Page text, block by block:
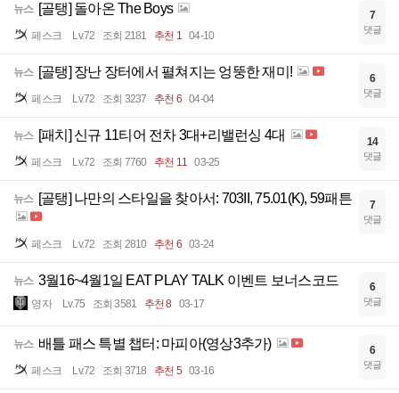
뉴스 [골탱] 돌아온 The Boys
페스크 Lv.72 조회 2181 추천 1 04-10
7
댓글
뉴스 [골탱] 장난 장터에서 펼쳐지는 엉뚱한 재미!
페스크 Lv.72 조회 3237 추천 6 04-04
6
댓글
뉴스 [패치] 신규 11티어 전차 3대+리밸런싱 4대
페스크 Lv.72 조회 7760 추천 11 03-25
14
댓글
뉴스 [골탱] 나만의 스타일을 찾아서: 703II, 75.01(K), 59패튼
페스크 Lv.72 조회 2810 추천 6 03-24
7
댓글
뉴스 3월16~4월1일 EAT PLAY TALK 이벤트 보너스코드
영자 Lv.75 조회 3581 추천 8 03-17
6
댓글
뉴스 배틀 패스 특별 챕터: 마피아(영상3추가)
페스크 Lv.72 조회 3718 추천 5 03-16
6
댓글